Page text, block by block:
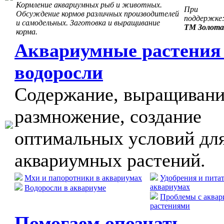
Кормление аквариумных рыб и животных.
Обсуждение кормов различных производителей
и самодельных. Заготовка и выращивание
корма.
При
поддержке:
ТМ
Аквариумные
водоросли
Содержание,
размножение, создание
оптимальных условий
аквариумных растений.
Мхи и папоротники в аквариумах
Водоросли в аквариуме
Удобрения и
аквариумах
Проблемы с
растениями